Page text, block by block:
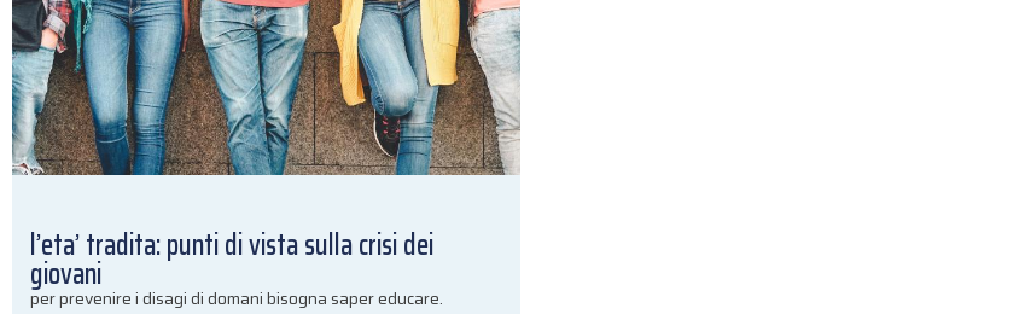
l’eta’ tradita: punti di vista sulla crisi dei
giovani
per prevenire i disagi di domani bisogna saper educare.